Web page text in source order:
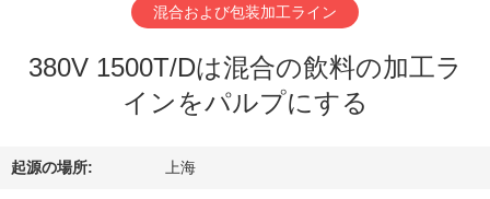
ビ
オ
混合および包装加工ライン
380V 1500T/Dは混合の飲料の加工ラ
インをパルプにする
起源の場所: 上海